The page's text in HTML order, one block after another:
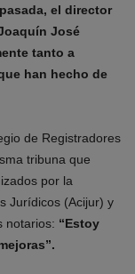
el director
José
tanto a
han hecho de
de Registradores
tribuna que
por la
Jurídicos (Acijur) y
notarios: “Estoy
”.